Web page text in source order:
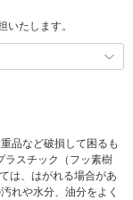
たします。
品など破損して困るも
ラスチック（フッ素樹
は、はがれる場合があ
れや水分、油分をよく